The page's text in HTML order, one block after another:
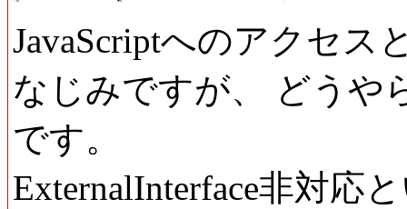
JavaScriptへのアクセス
なじみですが、 どうや
です。
ExternalInterface非対応